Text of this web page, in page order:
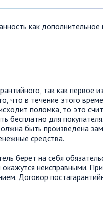
как дополнительное
так как первое
что в течение этого
поломка, то это
бесплатно для
быть произведена
средства.
берет на себя
неисправными.
Договор